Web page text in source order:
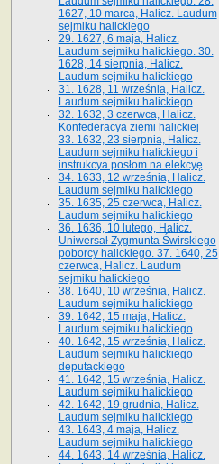
1627, 10 marca, Halicz. Laudum
sejmiku halickiego
29. 1627, 6 maja, Halicz.
Laudum sejmiku halickiego. 30.
1628, 14 sierpnia, Halicz.
Laudum sejmiku halickiego
31. 1628, 11 września, Halicz.
Laudum sejmiku halickiego
32. 1632, 3 czerwca, Halicz.
Konfederacya ziemi halickiej
33. 1632, 23 sierpnia, Halicz.
Laudum sejmiku halickiego i
instrukcya posłom na elekcyę
34. 1633, 12 września, Halicz.
Laudum sejmiku halickiego
35. 1635, 25 czerwca, Halicz.
Laudum sejmiku halickiego
36. 1636, 10 lutego, Halicz.
Uniwersał Zygmunta Świrskiego
poborcy halickiego. 37. 1640, 25
czerwca, Halicz. Laudum
sejmiku halickiego
38. 1640, 10 września, Halicz.
Laudum sejmiku halickiego
39. 1642, 15 maja, Halicz.
Laudum sejmiku halickiego
40. 1642, 15 września, Halicz.
Laudum sejmiku halickiego
deputackiego
41. 1642, 15 września, Halicz.
Laudum sejmiku halickiego
42. 1642, 19 grudnia, Halicz.
Laudum sejmiku halickiego
43. 1643, 4 maja, Halicz.
Laudum sejmiku halickiego
44. 1643, 14 września, Halicz.